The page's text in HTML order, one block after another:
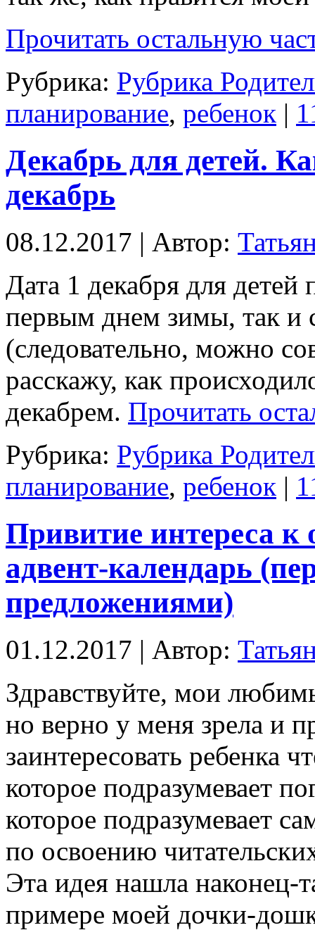
Прочитать остальную
Рубрика: Рубрика
планирование, ребенок |
Декабрь для детей.
декабрь
08.12.2017 | Автор:
Дата 1 декабря для детей
первым днем зимы, так и
(следовательно, можно
расскажу, как
декабрем. Прочитать
Рубрика: Рубрика
планирование, ребенок |
Привитие интереса к
адвент-календарь
предложениями)
01.12.2017 | Автор:
Здравствуйте, мои
но верно у меня зрела и
заинтересовать ребенка
которое подразумевает
которое подразумевает
по освоению
Эта идея нашла наконец-
примере моей дочки-